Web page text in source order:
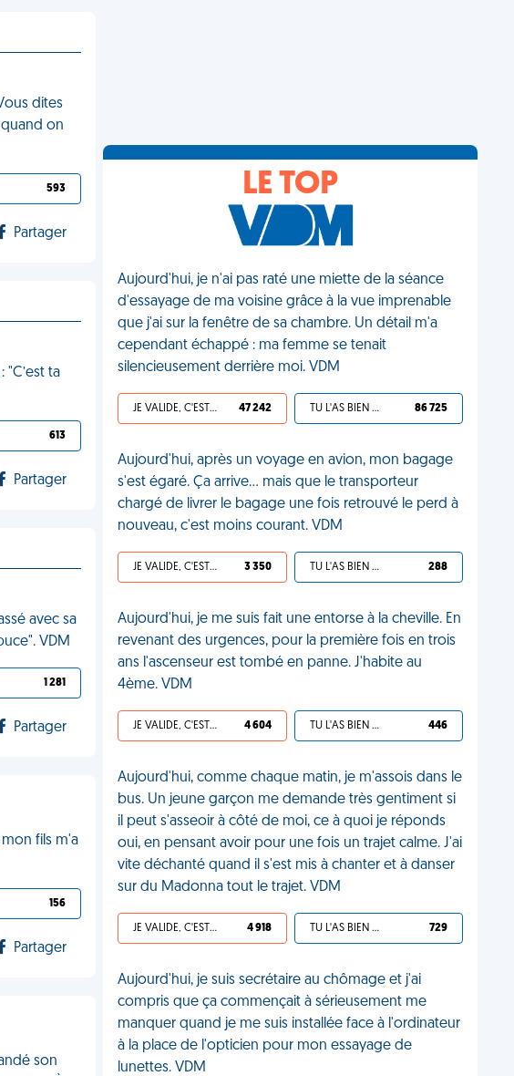
dites
on
593
Partager
ta
613
Partager
avec sa
VDM
1 281
Partager
fils m'a
156
Partager
son
LE TOP
Aujourd'hui, je n'ai pas raté une miette de la séance
d'essayage de ma voisine grâce à la vue imprenable
que j'ai sur la fenêtre de sa chambre. Un détail m'a
cependant échappé : ma femme se tenait
silencieusement derrière moi. VDM
JE VALIDE, C'EST UNE VDM 47 242 TU L'AS BIEN MÉRITÉ 86 725
Aujourd'hui, après un voyage en avion, mon bagage
s'est égaré. Ça arrive… mais que le transporteur
chargé de livrer le bagage une fois retrouvé le perd à
nouveau, c'est moins courant. VDM
JE VALIDE, C'EST UNE VDM 3 350 TU L'AS BIEN MÉRITÉ 288
Aujourd'hui, je me suis fait une entorse à la cheville. En
revenant des urgences, pour la première fois en trois
ans l'ascenseur est tombé en panne. J'habite au
4ème. VDM
JE VALIDE, C'EST UNE VDM 4 604 TU L'AS BIEN MÉRITÉ 446
Aujourd'hui, comme chaque matin, je m'assois dans le
bus. Un jeune garçon me demande très gentiment si
il peut s'asseoir à côté de moi, ce à quoi je réponds
oui, en pensant avoir pour une fois un trajet calme. J'ai
vite déchanté quand il s'est mis à chanter et à danser
sur du Madonna tout le trajet. VDM
JE VALIDE, C'EST UNE VDM 4 918 TU L'AS BIEN MÉRITÉ 729
Aujourd'hui, je suis secrétaire au chômage et j'ai
compris que ça commençait à sérieusement me
manquer quand je me suis installée face à l'ordinateur
à la place de l'opticien pour mon essayage de
lunettes. VDM